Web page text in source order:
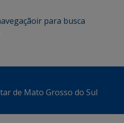
ir para busca
de Mato Grosso do Sul